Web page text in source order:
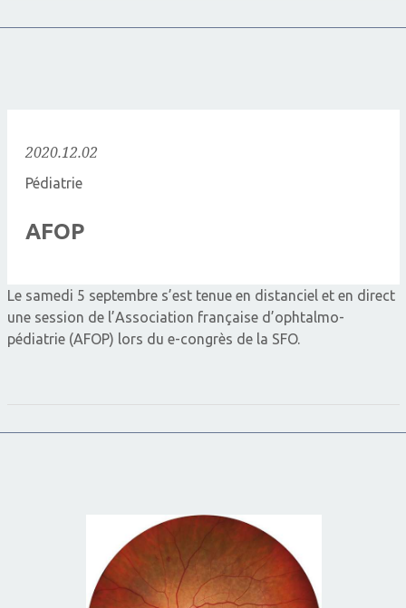
2020.12.02
Pédiatrie
AFOP
Le samedi 5 septembre s’est tenue en distanciel et en direct
une session de l’Association française d’ophtalmo-
pédiatrie (AFOP) lors du e-congrès de la SFO.